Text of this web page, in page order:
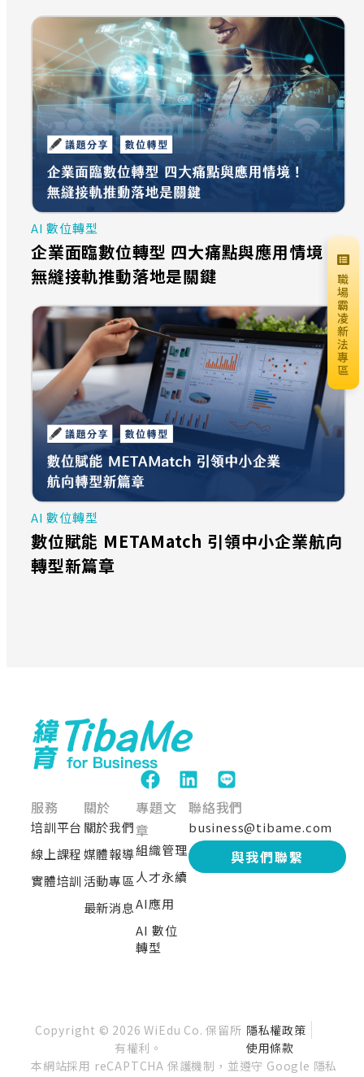
AI 數位轉型
企業面臨數位轉型 四大痛點與應用情境！
無縫接軌推動落地是關鍵
AI 數位轉型
數位賦能 METAMatch 引領中小企業航向
轉型新篇章
服務
培訓平台
線上課程
實體培訓
關於
關於我們
媒體報導
活動專區
最新消息
專題文
章
組織管理
人才永續
AI應用
AI 數位
轉型
聯絡我們
business@tibame.com
與我們聯繫
職
場
霸
凌
新
法
專
區
Copyright © 2026 WiEdu Co. 保留所
有權利。
隱私權政策
使用條款
本網站採用 reCAPTCHA 保護機制，並遵守 Google 隱私